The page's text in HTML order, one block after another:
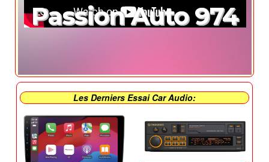
Passion Auto 974
Les Derniers Essai Car Audio: